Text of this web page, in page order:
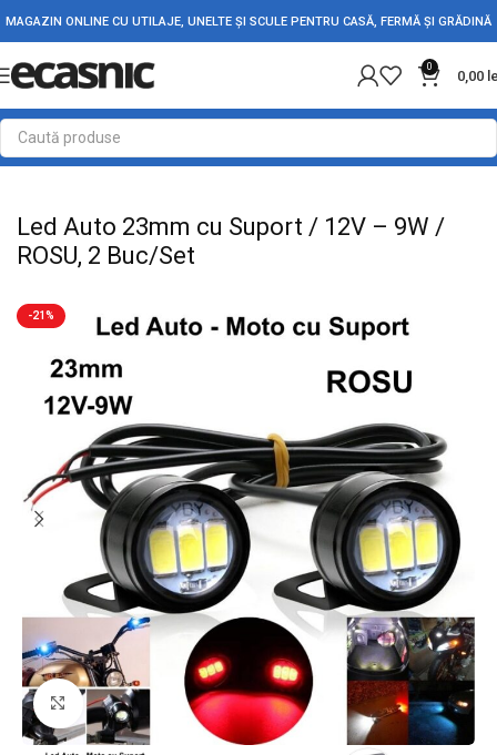
MAGAZIN ONLINE CU UTILAJE, UNELTE ȘI SCULE PENTRU CASĂ, FERMĂ ȘI GRĂDINĂ
0
0,00
Prima pagină Accesorii Auto Lumini Auto
Led Auto 23mm cu Suport / 12V – 9W /
ROSU, 2 Buc/Set
-21%
Mărește imaginea